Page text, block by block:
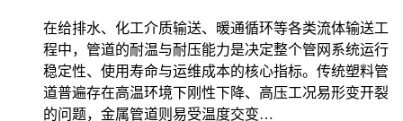
在给排水、化工介质输送、暖通循环等各类流体输送工
程中，管道的耐温与耐压能力是决定整个管网系统运行
稳定性、使用寿命与运维成本的核心指标。传统塑料管
道普遍存在高温环境下刚性下降、高压工况易形变开裂
的问题，金属管道则易受温度交变…